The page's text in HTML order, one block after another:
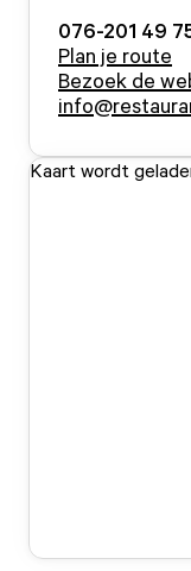
076-201 49
Plan je route
Bezoek de
Kaart wordt